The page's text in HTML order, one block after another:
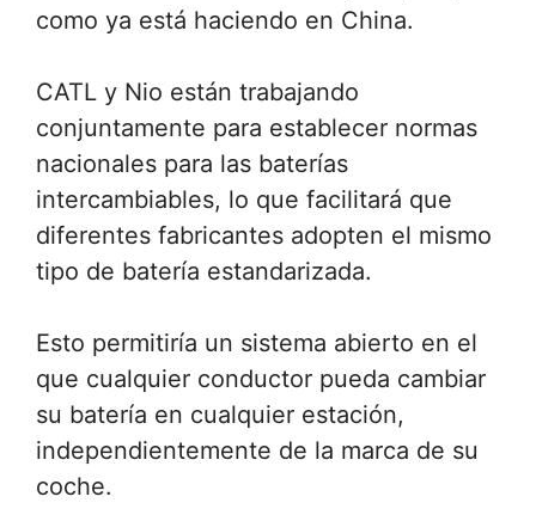
como ya está haciendo en China.
CATL y Nio están trabajando
conjuntamente para establecer normas
nacionales para las baterías
intercambiables, lo que facilitará que
diferentes fabricantes adopten el mismo
tipo de batería estandarizada.
Esto permitiría un sistema abierto en el
que cualquier conductor pueda cambiar
su batería en cualquier estación,
independientemente de la marca de su
coche.